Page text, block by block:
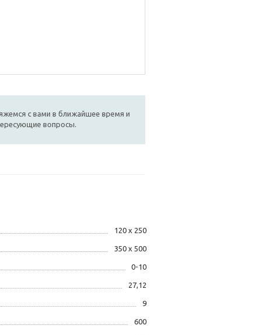
с вами в ближайшее время и
вопросы.
120 х 250
350 х 500
0-10
27,12
9
600